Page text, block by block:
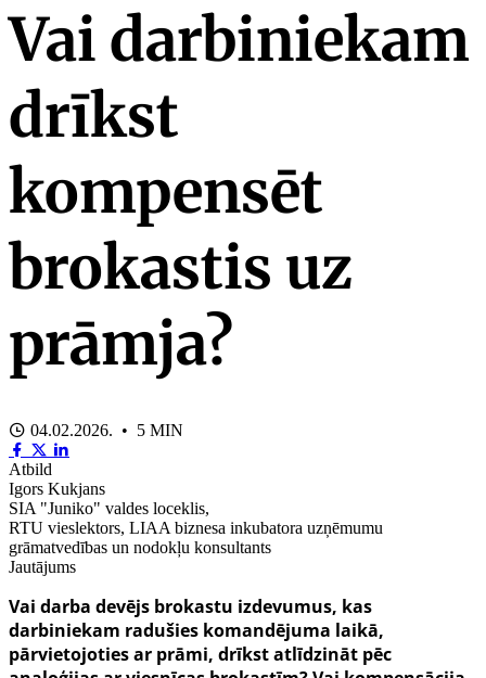
Vai darbiniekam
drīkst
kompensēt
brokastis uz
prāmja?
04.02.2026. • 5 MIN
Atbild
Igors Kukjans
SIA "Juniko" valdes loceklis,
RTU vieslektors, LIAA biznesa inkubatora uzņēmumu
grāmatvedības un nodokļu konsultants
Jautājums
Vai darba devējs brokastu izdevumus, kas
darbiniekam radušies komandējuma laikā,
pārvietojoties ar prāmi, drīkst atlīdzināt pēc